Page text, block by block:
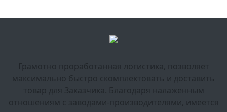
Грамотно проработанная логистика, позволяет
максимально быстро скомплектовать и доставить
товар для Заказчика. Благодаря налаженным
отношениям с заводами-производителями, имеется